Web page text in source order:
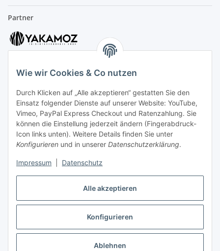
Alle akzeptieren
Konfigurieren
Ablehnen
Wie wir Cookies & Co nutzen
Durch Klicken auf „Alle akzeptieren“ gestatten Sie den
Einsatz folgender Dienste auf unserer Website: YouTube,
Vimeo, PayPal Express Checkout und Ratenzahlung. Sie
können die Einstellung jederzeit ändern (Fingerabdruck-
Icon links unten). Weitere Details finden Sie unter
Konfigurieren und in unserer Datenschutzerklärung.
Impressum Datenschutz
Partner
Kundenservice
Kontakt:
Tel: 0202 - 256 397 30
Vertrag widerrufen
* Alle Preise inkl. gesetzlicher USt., zzgl.Versand